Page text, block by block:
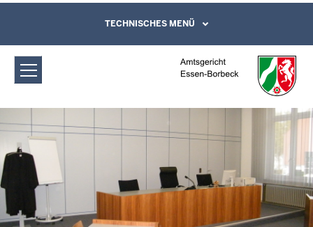
Amtsgericht Essen-Borbeck:
Zwangsversteigerungs­termine
Direkt zum Inhalt
Leichte Sprache, Gebärdensprachenvideo
und Kontaktformular
TECHNISCHES MENÜ